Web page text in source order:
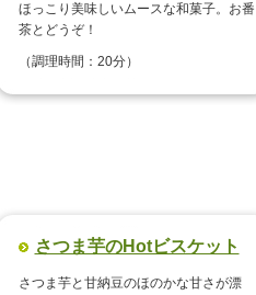
ほっこり美味しいムースな和菓子。お番
茶とどうぞ！
（調理時間：20分）
さつま芋のHotビスケット
さつま芋と甘納豆のほのかな甘さが漂